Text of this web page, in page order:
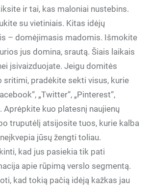
ir tai, kas maloniai nustebins.
su vietiniais. Kitas idėjų
– domėjimasis madomis. Išmokite
jus domina, srautą. Šiais laikais
įsivaizduojate. Jeigu domitės
sritimi, pradėkite sekti visus, kurie
„Twitter“, „Pinterest“,
Aprėpkite kuo platesnį naujienų
truputėlį atsijosite tuos, kurie kalba
jūsų žengti toliau.
kad jus pasiekia tik pati
apie rūpimą verslo segmentą.
kad tokią pačią idėją kažkas jau